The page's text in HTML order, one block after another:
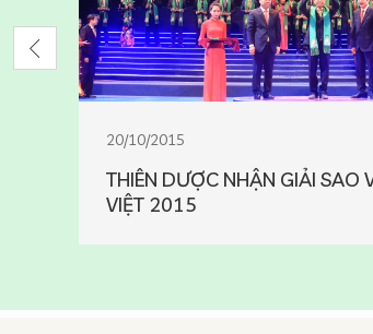
20/10/2015
THIÊN DƯỢC NHẬN GIẢI SAO
VIỆT 2015